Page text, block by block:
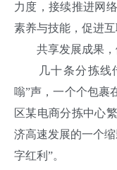
力度，接续推进网
素养与技能，促进互
共享发展成果
几十条分拣线
嗡”声，一个个包
区某电商分拣中心
济高速发展的一个
字红利”。